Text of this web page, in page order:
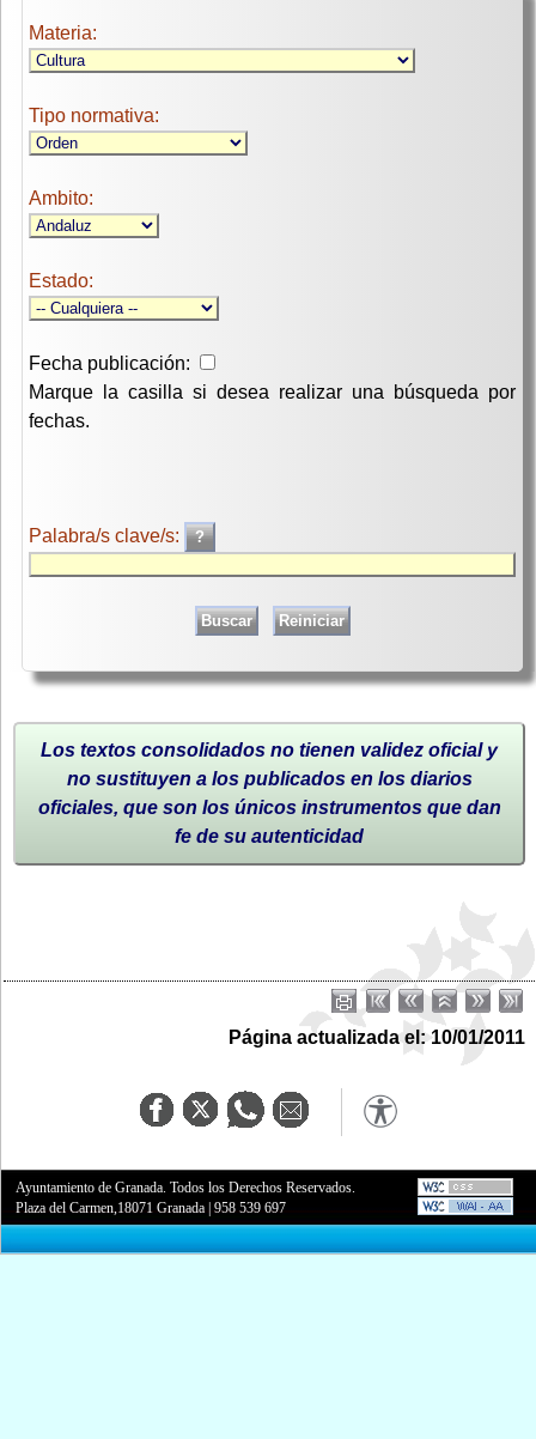
Materia:
Tipo normativa:
Ambito:
Estado:
Fecha publicación:
Marque la casilla si desea realizar una búsqueda por
fechas.
Palabra/s clave/s:
Los textos consolidados no tienen validez oficial y
no sustituyen a los publicados en los diarios
oficiales, que son los únicos instrumentos que dan
fe de su autenticidad
Página actualizada el: 10/01/2011
Ayuntamiento de Granada. Todos los Derechos Reservados.
Plaza del Carmen,18071 Granada |958 539 697